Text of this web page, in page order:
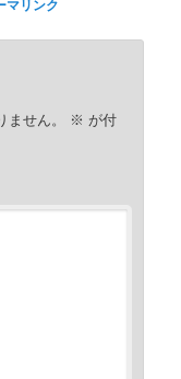
マリンク
せん。 ※ が付